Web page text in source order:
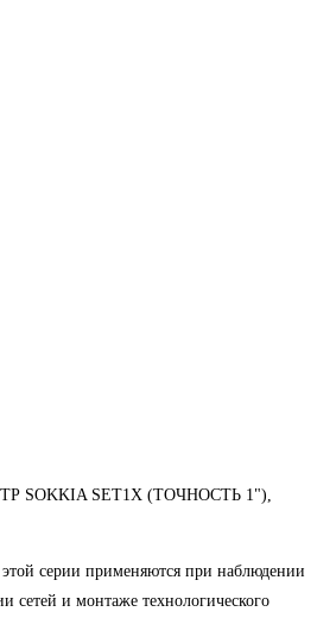
SET1X (ТОЧНОСТЬ 1"),
серии применяются при наблюдении
сетей и монтаже технологического